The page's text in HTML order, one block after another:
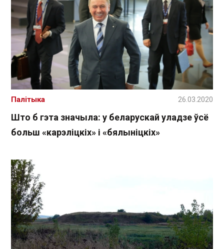
Што б гэта значыла: у беларускай уладзе ўсё
больш «карэліцкіх» і «бялыніцкіх»
Палітыка 26.03.2020